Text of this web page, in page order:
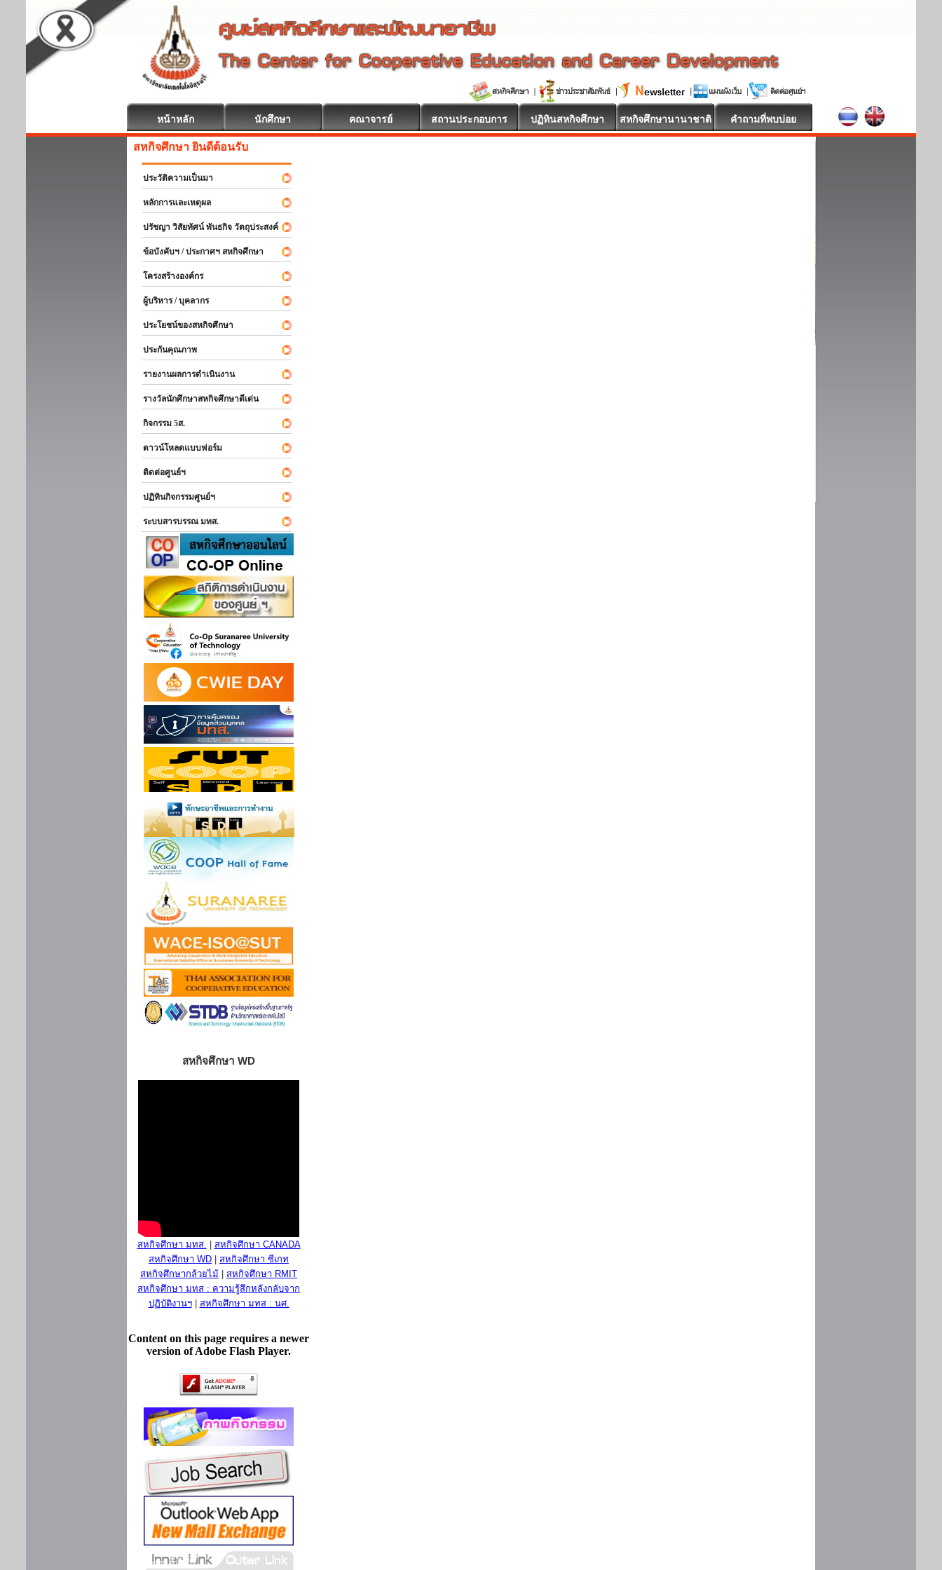
หน้าหลัก นักศึกษา คณาจารย์ สถานประกอบการ ปฏิทินสหกิจศึกษา สหกิจศึกษานานาชาติ คำถามที่พบบ่อย
สหกิจศึกษา ยินดีต้อนรับ
ประวัติความเป็นมา
หลักการและเหตุผล
ปรัชญา วิสัยทัศน์ พันธกิจ วัตถุประสงค์
ข้อบังคับฯ / ประกาศฯ สหกิจศึกษา
โครงสร้างองค์กร
ผู้บริหาร / บุคลากร
ประโยชน์ของสหกิจศึกษา
ประกันคุณภาพ
รายงานผลการดำเนินงาน
รางวัลนักศึกษาสหกิจศึกษาดีเด่น
กิจกรรม 5ส.
ดาวน์โหลดแบบฟอร์ม
ติดต่อศูนย์ฯ
ปฏิทินกิจกรรมศูนย์ฯ
ระบบสารบรรณ มทส.
สหกิจศึกษา WD
สหกิจศึกษา มทส.
สหกิจศึกษา CANADA
สหกิจศึกษา WD
สหกิจศึกษา ซีเกท
สหกิจศึกษากล้วยไม้
สหกิจศึกษา RMIT
สหกิจศึกษา มทส : ความรู้สึกหลังกลับจาก
ปฏิบัติงานฯ| สหกิจศึกษา มทส : นศ.
Content on this page requires a newer
version of Adobe Flash Player.